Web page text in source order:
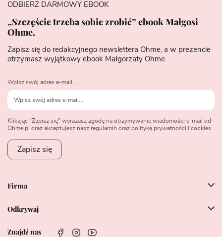
Firma
Odkrywaj
Znajdź nas
ODBIERZ DARMOWY EBOOK
„Szczęście trzeba sobie zrobić” ebook Małgosi
Ohme.
Zapisz się do redakcyjnego newslettera Ohme, a w prezencie
otrzymasz wyjątkowy ebook Małgorzaty Ohme.
Wpisz swój adres e-mail...
Klikając "Zapisz się" wyrażasz zgodę na otrzymywanie wiadomości e-mail od
Ohme.pl oraz akceptujesz nasz regulamin oraz politykę prywatności i cookies.
Zapisz się